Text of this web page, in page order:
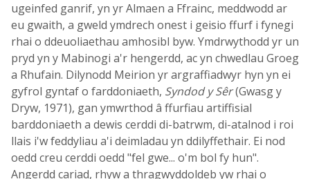
ugeinfed ganrif, yn yr Almaen a Ffrainc, meddwodd ar
eu gwaith, a gweld ymdrech onest i geisio ffurf i fynegi
rhai o ddeuoliaethau amhosibl byw. Ymdrwythodd yr un
pryd yn y Mabinogi a'r hengerdd, ac yn chwedlau Groeg
a Rhufain. Dilynodd Meirion yr argraffiadwyr hyn yn ei
gyfrol gyntaf o farddoniaeth, Syndod y Sêr(Gwasg y
Dryw, 1971), gan ymwrthod â ffurfiau artiffisial
barddoniaeth a dewis cerddi di-batrwm, di-atalnod i roi
llais i'w feddyliau a'i deimladau yn ddilyffethair. Ei nod
oedd creu cerddi oedd "fel gwe... o'm bol fy hun".
Angerdd cariad, rhyw a thragwyddoldeb yw rhai o